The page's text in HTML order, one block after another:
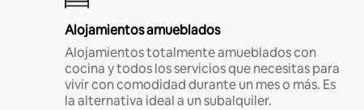
Alojamientos amueblados
Alojamientos totalmente amueblados con
cocina y todos los servicios que necesitas para
vivir con comodidad durante un mes o más. Es
la alternativa ideal a un subalquiler.